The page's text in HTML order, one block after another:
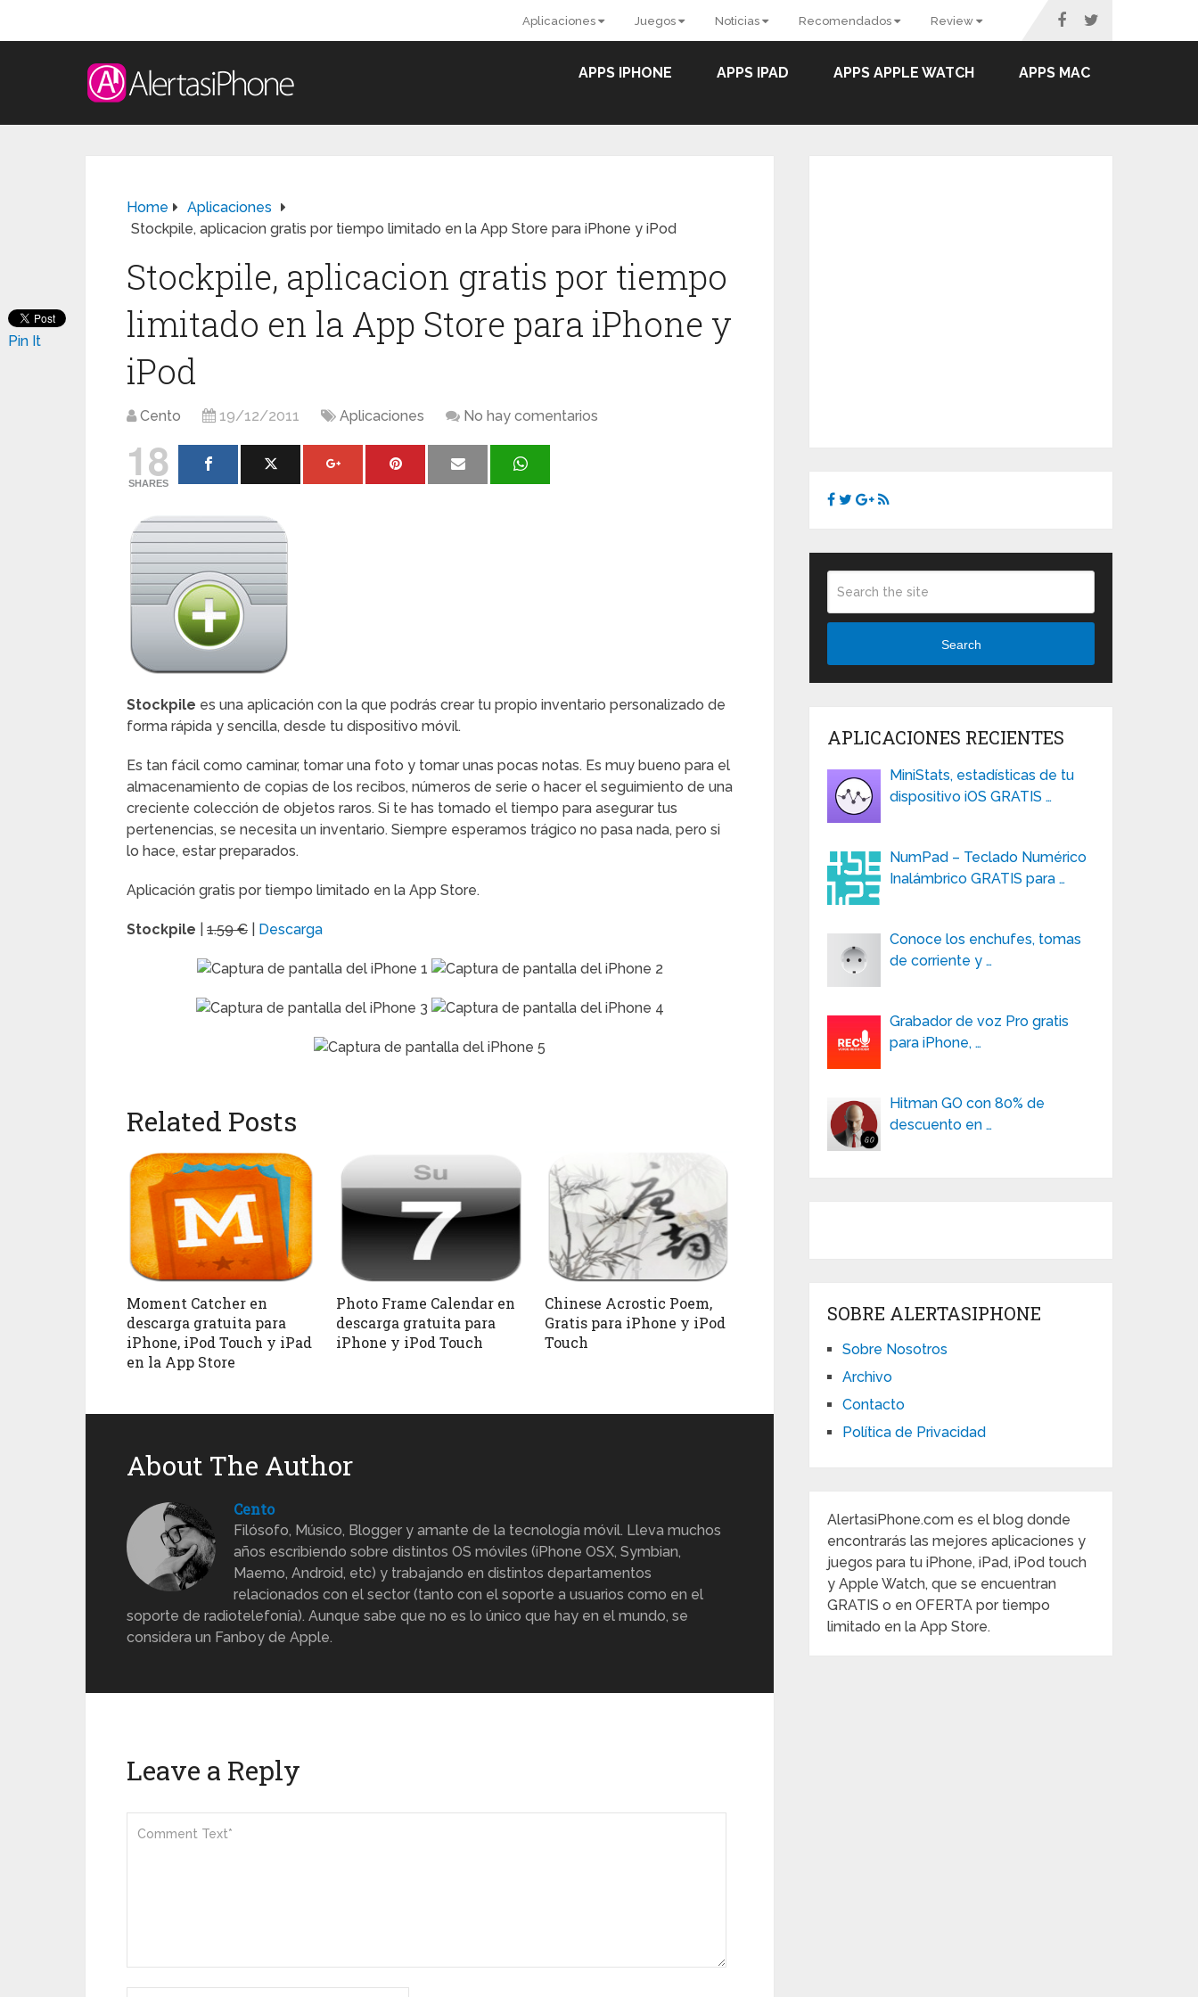
Aplicaciones Juegos Noticias Recomendados Review
APPS IPHONE APPS IPAD APPS APPLE WATCH APPS MAC
Home
Aplicaciones
Stockpile, aplicacion gratis por tiempo limitado en la App Store para iPhone y iPod
Stockpile, aplicacion gratis por tiempo
limitado en la App Store para iPhone y
iPod
Cento 19/12/2011 Aplicaciones No hay comentarios
18
SHARES
Stockpile es una aplicación con la que podrás crear tu propio inventario personalizado de
forma rápida y sencilla, desde tu dispositivo móvil.
Es tan fácil como caminar, tomar una foto y tomar unas pocas notas. Es muy bueno para el
almacenamiento de copias de los recibos, números de serie o hacer el seguimiento de una
creciente colección de objetos raros. Si te has tomado el tiempo para asegurar tus
pertenencias, se necesita un inventario. Siempre esperamos trágico no pasa nada, pero si
lo hace, estar preparados.
Aplicación gratis por tiempo limitado en la App Store.
Stockpile 1.59 € Descarga
Pin It
Related Posts
Moment Catcher en
descarga gratuita para
iPhone, iPod Touch y iPad
en la App Store
Photo Frame Calendar en
descarga gratuita para
iPhone y iPod Touch
Chinese Acrostic Poem,
Gratis para iPhone y iPod
Touch
About The Author
Cento
Filósofo, Músico, Blogger y amante de la tecnología móvil. Lleva muchos
años escribiendo sobre distintos OS móviles (iPhone OSX, Symbian,
Maemo, Android, etc) y trabajando en distintos departamentos
relacionados con el sector (tanto con el soporte a usuarios como en el
soporte de radiotelefonía). Aunque sabe que no es lo único que hay en el mundo, se
considera un Fanboy de Apple.
Leave a Reply
Search
APLICACIONES RECIENTES
MiniStats, estadísticas de tu
dispositivo iOS GRATIS …
NumPad – Teclado Numérico
Inalámbrico GRATIS para …
Conoce los enchufes, tomas
de corriente y …
Grabador de voz Pro gratis
para iPhone, …
Hitman GO con 80% de
descuento en …
SOBRE ALERTASIPHONE
Sobre Nosotros
Archivo
Contacto
Política de Privacidad
AlertasiPhone.com es el blog donde
encontrarás las mejores aplicaciones y
juegos para tu iPhone, iPad, iPod touch
y Apple Watch, que se encuentran
GRATIS o en OFERTA por tiempo
limitado en la App Store.